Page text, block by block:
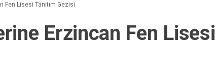
Fen Lisesi Tanıtım Gezisi
Erzincan Fen Lisesi